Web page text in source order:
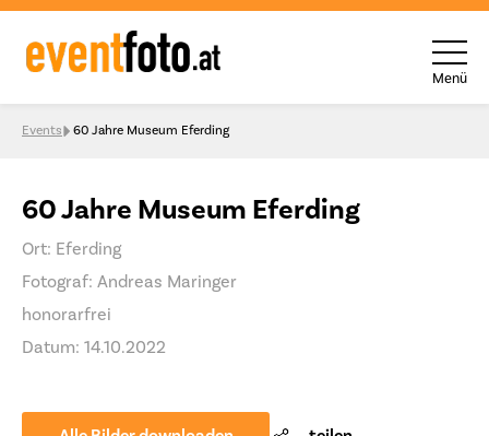
Skip to content
Menü
Events 60 Jahre Museum Eferding
60 Jahre Museum Eferding
Ort: Eferding
Fotograf: Andreas Maringer
honorarfrei
Datum: 14.10.2022